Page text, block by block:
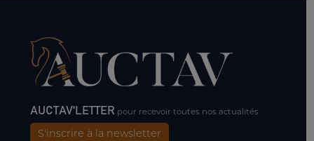
AUCTAV'LETTER pour recevoir toutes nos actualités
S'inscrire à la newsletter